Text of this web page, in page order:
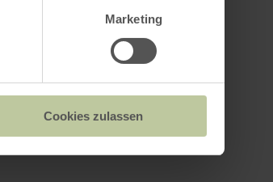
Marketing
Cookies zulassen